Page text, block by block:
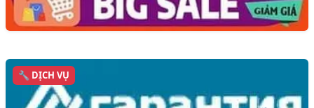
🔧 DỊCH VỤ